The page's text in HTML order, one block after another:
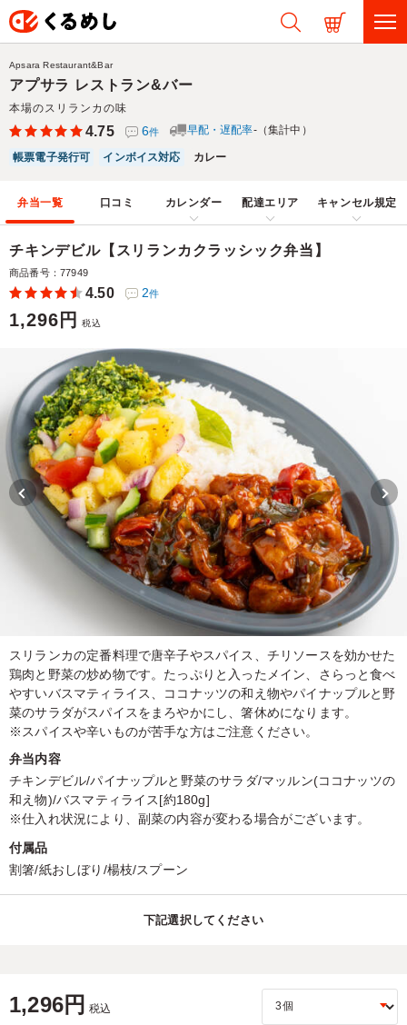
アプサラ レストラン&バー
本場のスリランカの味
Apsara Restaurant&Bar
4.75 6件 早配・遅配率-（集計中）
帳票電子発行可 インボイス対応 カレー
弁当一覧 口コミ カレンダー 配達エリア キャンセル規定
チキンデビル【スリランカクラッシック弁当】
商品番号：77949
4.50 2件
1,296円 税込
スリランカの定番料理で唐辛子やスパイス、チリソースを効かせた
鶏肉と野菜の炒め物です。たっぷりと入ったメイン、さらっと食べ
やすいバスマティライス、ココナッツの和え物やパイナップルと野
菜のサラダがスパイスをまろやかにし、箸休めになります。
※スパイスや辛いものが苦手な方はご注意ください。
弁当内容
チキンデビル/パイナップルと野菜のサラダ/マッルン(ココナッツの
和え物)/バスマティライス[約180g]
※仕入れ状況により、副菜の内容が変わる場合がございます。
付属品
割箸/紙おしぼり/楊枝/スプーン
下記選択してください
1,296円 税込